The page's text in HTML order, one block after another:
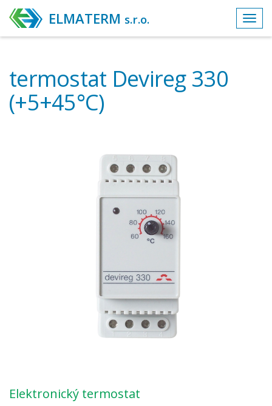
ELMATERM s.r.o.
termostat Devireg 330
(+5+45°C)
elektronický termostat